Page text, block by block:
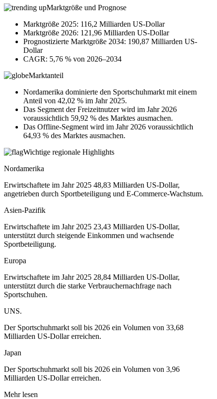
Marktgröße und Prognose
Marktgröße 2025: 116,2 Milliarden US-Dollar
Marktgröße 2026: 121,96 Milliarden US-Dollar
Prognostizierte Marktgröße 2034: 190,87 Milliarden US-
Dollar
CAGR: 5,76 % von 2026–2034
Marktanteil
Nordamerika dominierte den Sportschuhmarkt mit einem
Anteil von 42,02 % im Jahr 2025.
Das Segment der Freizeitnutzer wird im Jahr 2026
voraussichtlich 59,92 % des Marktes ausmachen.
Das Offline-Segment wird im Jahr 2026 voraussichtlich
64,93 % des Marktes ausmachen.
Wichtige regionale Highlights
Nordamerika
Erwirtschaftete im Jahr 2025 48,83 Milliarden US-Dollar,
angetrieben durch Sportbeteiligung und E-Commerce-Wachstum.
Asien-Pazifik
Erwirtschaftete im Jahr 2025 23,43 Milliarden US-Dollar,
unterstützt durch steigende Einkommen und wachsende
Sportbeteiligung.
Europa
Erwirtschaftete im Jahr 2025 28,84 Milliarden US-Dollar,
unterstützt durch die starke Verbrauchernachfrage nach
Sportschuhen.
UNS.
Der Sportschuhmarkt soll bis 2026 ein Volumen von 33,68
Milliarden US-Dollar erreichen.
Japan
Der Sportschuhmarkt soll bis 2026 ein Volumen von 3,96
Milliarden US-Dollar erreichen.
Mehr lesen